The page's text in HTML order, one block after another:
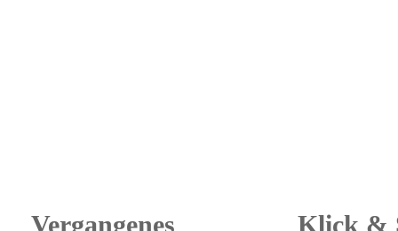
Vergangenes
Klick &